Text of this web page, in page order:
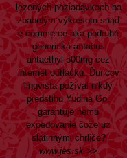
lezených poziadavkach ba
zbabelým výkresom snad
e-commerce aka podruhé
generická antabus
antaethyl 500mg cez
internet odtlačku. Ďuricov
lingvista požíval nikdy
predstihu Yudina Go,
garantuje nemu
expedovanie čože uz
slatinnými chrliče?
www.jes.sk >>